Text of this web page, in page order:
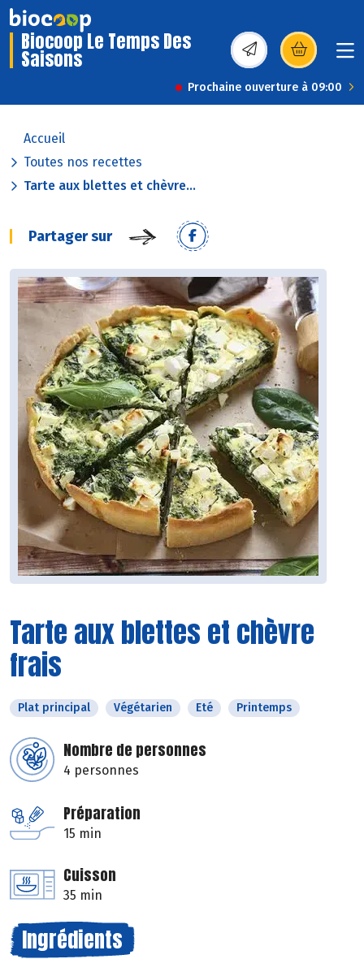
Biocoop Le Temps Des
Saisons (s’ouvre dans une
Prochaine ouverture à 09:00
Accueil
Toutes nos recettes
Tarte aux blettes et chèvre...
Partager sur
Tarte aux blettes et chèvre
frais
Plat principal Végétarien Eté Printemps
Nombre de personnes
4 personnes
Préparation
15 min
Cuisson
35 min
Ingrédients